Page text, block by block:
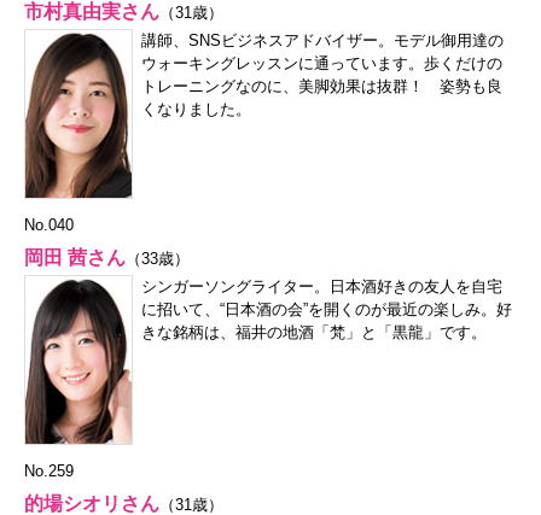
市村真由実さん （31歳）
講師、SNSビジネスアドバイザー。モデル御用達の
ウォーキングレッスンに通っています。歩くだけの
トレーニングなのに、美脚効果は抜群！ 姿勢も良
くなりました。
No.040
岡田 茜さん （33歳）
シンガーソングライター。日本酒好きの友人を自宅
に招いて、“日本酒の会”を開くのが最近の楽しみ。好
きな銘柄は、福井の地酒「梵」と「黒龍」です。
No.259
的場シオリさん （31歳）